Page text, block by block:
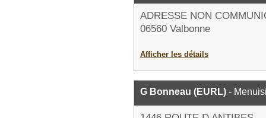
ADRESSE NON
06560 Valbonne
Afficher les détails
G Bonneau (EURL) -